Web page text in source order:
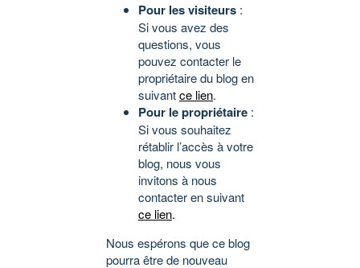
Pour les visiteurs :
Si vous avez des
questions, vous
pouvez contacter le
propriétaire du blog en
suivantce lien.
Pour le propriétaire :
Si vous souhaitez
rétablir l’accès à votre
blog, nous vous
invitons à nous
contacter en suivant
ce lien.
Nous espérons que ce blog
pourra être de nouveau